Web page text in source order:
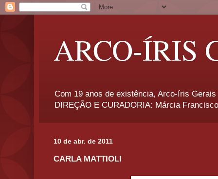
ARCO-ÍRIS
Com 19 anos de existência, Arco-íris
DIREÇÃO E CURADORIA: Márcia
10 de abr. de 2011
CARLA MATTIOLI